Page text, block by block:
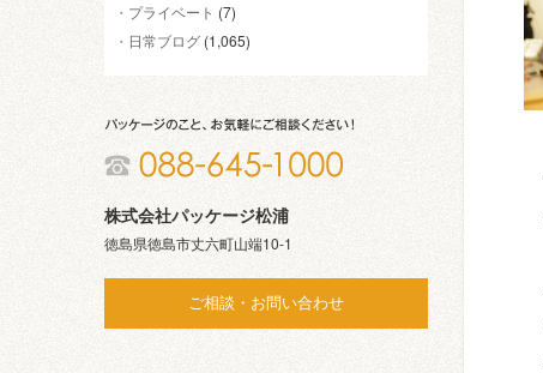
プライベート (7)
日常ブログ (1,065)
株式会社パッケージ松浦
徳島県徳島市丈六町山端10-1
ご相談・お問い合わせ